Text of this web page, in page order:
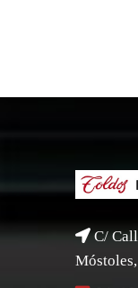
C/